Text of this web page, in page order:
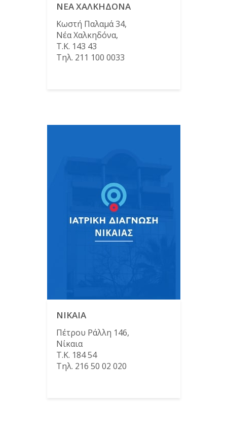
ΝΕΑ ΧΑΛΚΗΔΟΝΑ
Κωστή Παλαμά 34,
Νέα Χαλκηδόνα,
Τ.Κ. 143 43
Τηλ. 211 100 0033
ΝΙΚΑΙΑ
Πέτρου Ράλλη 146,
Νίκαια
Τ.Κ. 184 54
Τηλ. 216 50 02 020